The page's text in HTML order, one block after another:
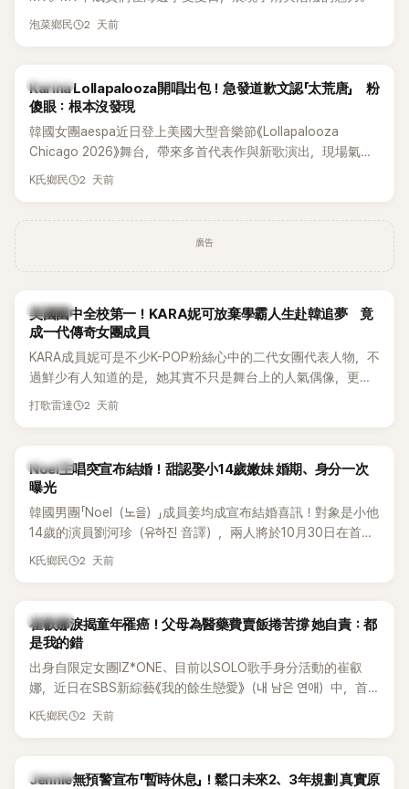
泡菜鄉民 2 天前
K-POP
Karina Lollapalooza開唱出包！急發道歉文認「太荒唐」 粉
傻眼：根本沒發現
韓國女團aespa近日登上美國大型音樂節《Lollapalooza
Chicago 2026》舞台，帶來多首代表作與新歌演出，現場氣氛
嗨翻。不過，成員Karina卻在演出後主動坦承，自己因為太緊
K氏鄉民 2 天前
廣告
K-POP
美國國中全校第一！KARA妮可放棄學霸人生赴韓追夢 竟
成一代傳奇女團成員
KARA成員妮可是不少K-POP粉絲心中的二代女團代表人物，不
過鮮少有人知道的是，她其實不只是舞台上的人氣偶像，更是
一名不折不扣的學霸。她日前在節目中透露，自己在美國就讀
打歌雷達 2 天前
K-POP
Noel主唱突宣布結婚！甜認娶小14歲嫩妹 婚期、身分一次
曝光
韓國男團「Noel（노을）」成員姜均成宣布結婚喜訊！對象是小他
14歲的演員劉河珍（유하진 音譯），兩人將於10月30日在首爾
低調舉辦婚禮，消息一出立刻引發關注。
K氏鄉民 2 天前
K-POP
崔叡娜淚揭童年罹癌！父母為醫藥費賣飯捲苦撐 她自責：都
是我的錯
出身自限定女團IZ*ONE、目前以SOLO歌手身分活動的崔叡
娜，近日在SBS新綜藝《我的餘生戀愛》（내 남은 연애）中，首
度談起自己幼年罹患小兒癌的經歷，回憶起父母為了籌措醫療
K氏鄉民 2 天前
K-POP
Jennie無預警宣布「暫時休息」！鬆口未來2、3年規劃 真實原